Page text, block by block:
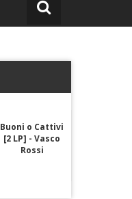
Buoni o Cattivi
[2 LP] - Vasco
Rossi